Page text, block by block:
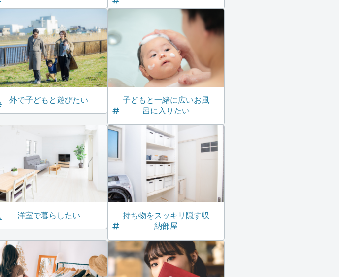
外で子どもと遊びたい
子どもと一緒に広いお風
呂に入りたい
洋室で暮らしたい
持ち物をスッキリ隠す収
納部屋